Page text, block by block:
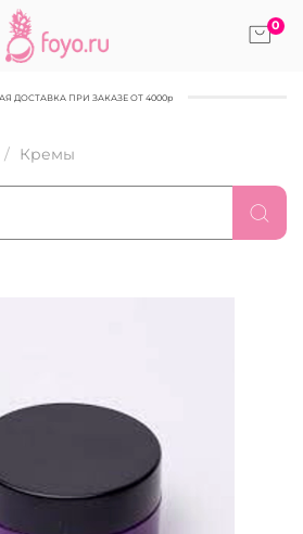
0
ДОСТАВКА ПРИ ЗАКАЗЕ ОТ 4000р
Кремы